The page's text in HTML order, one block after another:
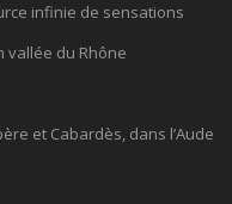
infinie de sensations
vallée du Rhône
et Cabardès, dans l’Aude